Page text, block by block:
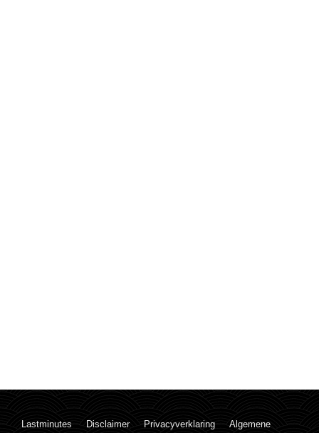
Lastminutes Disclaimer Privacyverklaring
Algemene